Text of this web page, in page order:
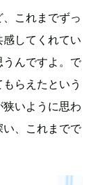
これまでずっ
してくれてい
んですよ。で
らえたという
いように思わ
、これまでで